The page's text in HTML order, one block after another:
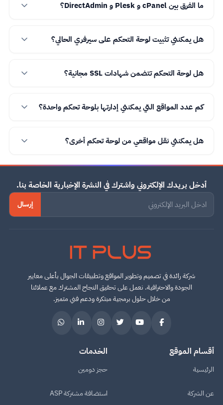
ما الفرق بين cPanel و Plesk و DirectAdmin؟
هل يمكنني تثبيت لوحة التحكم على سيرفري الحالي؟
هل لوحة التحكم تتضمن شهادات SSL مجانية؟
كم عدد المواقع التي يمكنني إدارتها بلوحة تحكم واحدة؟
هل يمكنني نقل مواقعي من لوحة تحكم أخرى؟
أدخل بريدك الإلكتروني واشترك في النشرة الإخبارية الخاصة بنا.
إرسال
IT PLUS
شركة رائدة في تصميم وتطوير المواقع وتطبيقات الجوال بأعلى معايير
الجودة والاحترافية. نعمل على تحقيق النجاح المشترك مع عملائنا
من خلال حلول برمجية مبتكرة ودعم فني متميز.
أقسام الموقع
الرئيسية
عن الشركة
الخدمات
حجز دومين
استضافة مشتركة ASP